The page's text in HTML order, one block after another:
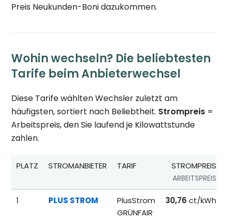
Preis Neukunden-Boni dazukommen.
Wohin wechseln? Die beliebtesten
Tarife beim Anbieterwechsel
Diese Tarife wählten Wechsler zuletzt am
häufigsten, sortiert nach Beliebtheit. Strompreis =
Arbeitspreis, den Sie laufend je Kilowattstunde
zahlen.
Beliebteste Tarife beim Anbieterwechsel;
PLATZ STROMANBIETER TARIF STROMPREIS
ARBEITSPREIS
1 PLUS STROM
PlusStrom
GRÜNFAIR
30,76 ct/kWh